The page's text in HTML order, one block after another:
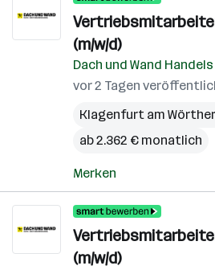
(m/w/d)
Dach und Wand
vor 2 Tagen
Klagenfurt am
ab 2.362 € monatlich
Merken
(m/w/d)